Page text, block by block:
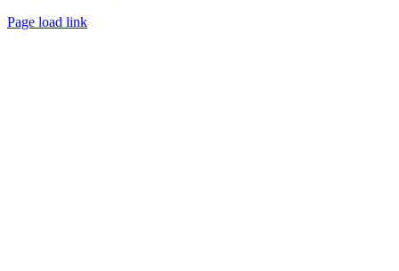
Page load link